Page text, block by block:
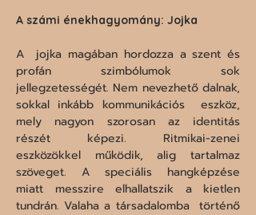
A számi énekhagyomány: Jojka
A  jojka magában hordozza a szent és
profán szimbólumok sok
jellegzetességét. Nem nevezhető dalnak,
sokkal inkább kommunikációs  eszköz,
mely nagyon szorosan az identitás
részét képezi. Ritmikai-zenei
eszközökkel működik, alig tartalmaz
szöveget. A speciális hangképzése
miatt messzire elhallatszik a kietlen
tundrán. Valaha a társadalomba  történő